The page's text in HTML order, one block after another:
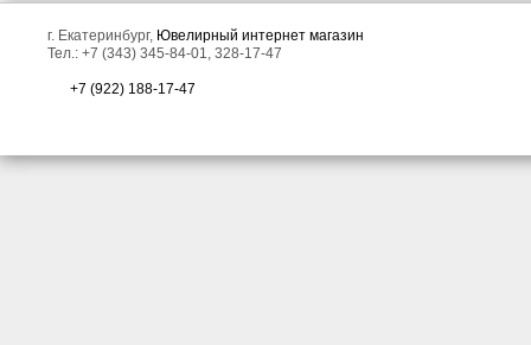
г. Екатеринбург, Ювелирный интернет магазин
Тел.: +7 (343) 345-84-01, 328-17-47
+7 (922) 188-17-47